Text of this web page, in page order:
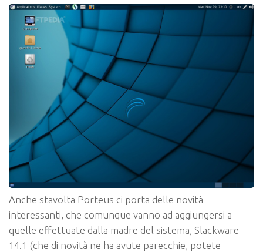
Anche stavolta Porteus ci porta delle novità
interessanti, che comunque vanno ad aggiungersi a
quelle effettuate dalla madre del sistema, Slackware
14.1 (che di novità ne ha avute parecchie, potete